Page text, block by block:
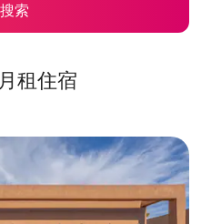
搜索
租住宿